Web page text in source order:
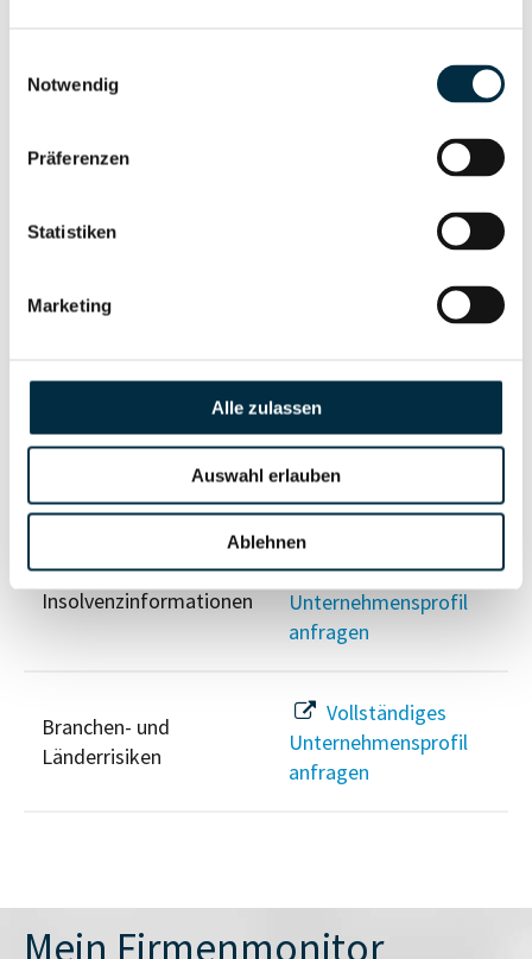
Notwendig
Präferenzen
Statistiken
Marketing
Alle zulassen
Auswahl erlauben
Ablehnen
Unternehmensprofil
Berechtigten Pfad
Vollständiges
Unternehmensprofil
PEP- und
Sanktionslistenstatus
Vollständiges
Unternehmensprofil
anfragen
Insolvenzinformationen
Vollständiges
Unternehmensprofil
anfragen
Branchen- und
Länderrisiken
Vollständiges
Unternehmensprofil
anfragen
Mein Firmenmonitor